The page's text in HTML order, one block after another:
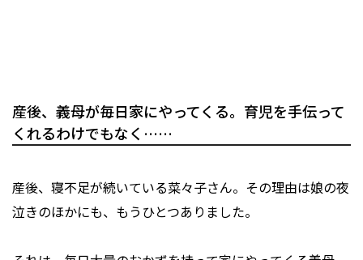
産後、義母が毎日家にやってくる。育児を手伝って
くれるわけでもなく……
産後、寝不足が続いている菜々子さん。その理由は娘の夜
泣きのほかにも、もうひとつありました。